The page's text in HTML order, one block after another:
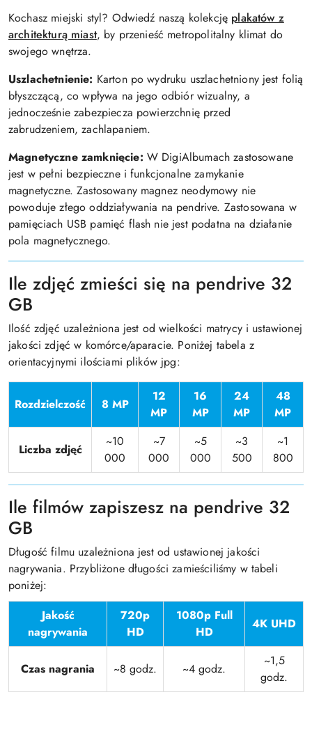
Kochasz miejski styl? Odwiedź naszą kolekcję plakatów z
architekturą miast, by przenieść metropolitalny klimat do
swojego wnętrza.
Uszlachetnienie: Karton po wydruku uszlachetniony jest folią
błyszczącą, co wpływa na jego odbiór wizualny, a
jednocześnie zabezpiecza powierzchnię przed
zabrudzeniem, zachlapaniem.
Magnetyczne zamknięcie: W DigiAlbumach zastosowane
jest w pełni bezpieczne i funkcjonalne zamykanie
magnetyczne. Zastosowany magnez neodymowy nie
powoduje złego oddziaływania na pendrive. Zastosowana w
pamięciach USB pamięć flash nie jest podatna na działanie
pola magnetycznego.
Ile zdjęć zmieści się na pendrive 32
GB
Ilość zdjęć uzależniona jest od wielkości matrycy i ustawionej
jakości zdjęć w komórce/aparacie. Poniżej tabela z
orientacyjnymi ilościami plików jpg:
Rozdzielczość 8 MP
12
MP
16
MP
24
MP
48
MP
Liczba zdjęć
~10
000
~7
000
~5
000
~3
500
~1
800
Ile filmów zapiszesz na pendrive 32
GB
Długość filmu uzależniona jest od ustawionej jakości
nagrywania. Przybliżone długości zamieściliśmy w tabeli
poniżej:
Jakość
nagrywania
720p
HD
1080p Full
HD
4K UHD
Czas nagrania ~8 godz. ~4 godz.
~1,5
godz.